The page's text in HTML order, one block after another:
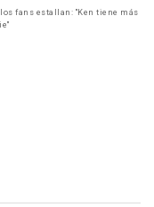
fans estallan: "Ken tiene más